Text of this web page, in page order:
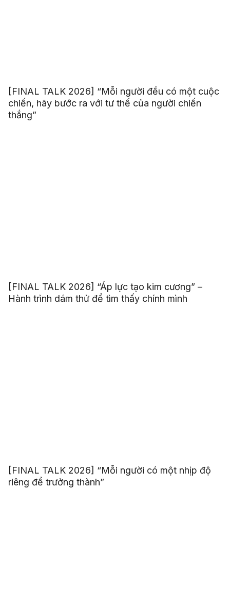
[FINAL TALK 2026] “Mỗi người đều có một cuộc
chiến, hãy bước ra với tư thế của người chiến
thắng”
[FINAL TALK 2026] “Áp lực tạo kim cương” –
Hành trình dám thử để tìm thấy chính mình
[FINAL TALK 2026] “Mỗi người có một nhịp độ
riêng để trưởng thành”